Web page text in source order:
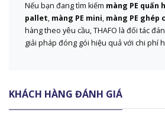
Nếu bạn đang tìm kiếm màng PE quấn
pallet, màng PE mini, màng PE ghép
hàng theo yêu cầu, THAFO là đối tác
giải pháp đóng gói hiệu quả với chi phí
KHÁCH HÀNG ĐÁNH GIÁ